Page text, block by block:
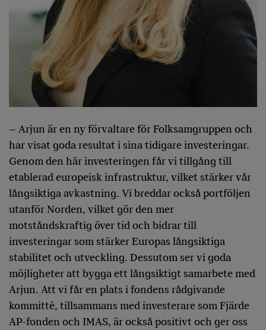
– Arjun är en ny förvaltare för Folksamgruppen och
har visat goda resultat i sina tidigare investeringar.
Genom den här investeringen får vi tillgång till
etablerad europeisk infrastruktur, vilket stärker vår
långsiktiga avkastning. Vi breddar också portföljen
utanför Norden, vilket gör den mer
motståndskraftig över tid och bidrar till
investeringar som stärker Europas långsiktiga
stabilitet och utveckling. Dessutom ser vi goda
möjligheter att bygga ett långsiktigt samarbete med
Arjun. Att vi får en plats i fondens rådgivande
kommitté, tillsammans med investerare som Fjärde
AP-fonden och IMAS, är också positivt och ger oss